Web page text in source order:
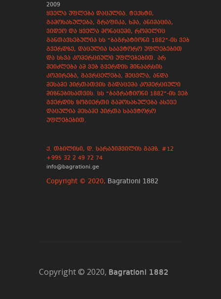
2009
ყველა უფლება დაცულია. ტექსტი,
გამოსახულება, გრაფიკა, ხმა, ანიმაცია,
ვიდეო და ყველა მონაცემი, რომელიც
განთავსებულია სს “ბაგრატიონი 1882”-ის ვებ
გვერდზე, დაცულია საავტორო უფლებებით
და სხვა კომერციული უფლებებით. არ
შეიძლება ამ ვებ გვერდის შინაარსის
კოპირება, გავრცელება, შეცვლა, ანდა
მესამე პირთათვის გადაცემა კომერციული
მიზნებისათვის. სს “ბაგრატიონი 1882”-ის ვებ
გვერდის ზოგიერთი გამოსახულება ასევე
დაცულია მესამე პირთა საავტორო
უფლებებით.
ქ. თბილისი, დ. სარაჯიშვილის გამზ. #12
+995 32 2 49 72 74
info@bagrationi.ge
Copyright © 2020, Bagrationi 1882
Copyright © 2020, Bagrationi 1882